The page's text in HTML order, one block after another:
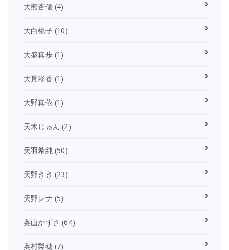
大熊杏優(4)
大白桃子(10)
大盛真歩(1)
大貫彩香 (1)
大野真依 (1)
天木じゅん (2)
天羽希純(50)
天野きき (23)
天野レナ (5)
奥山かずさ (64)
奥村梨穂(7)